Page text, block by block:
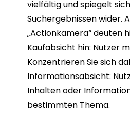
vielfältig und spiegelt
Suchergebnissen wider.
„Actionkamera“ deuten
Kaufabsicht hin: Nutzer
Konzentrieren Sie sich
Informationsabsicht:
Inhalten oder
bestimmten Thema.